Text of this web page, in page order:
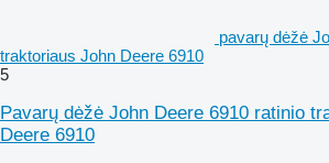
pavarų dėžė
traktoriaus John Deere 6910
5
Pavarų dėžė John Deere 6910 ratinio
Deere 6910